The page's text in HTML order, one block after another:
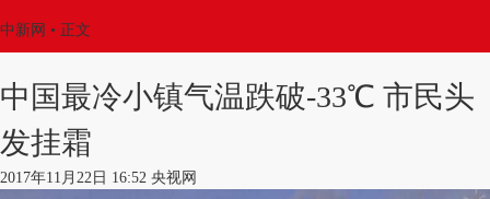
中新网 • 正文
中国最冷小镇气温跌破-33℃ 市民头
发挂霜
2017年11月22日 16:52 央视网